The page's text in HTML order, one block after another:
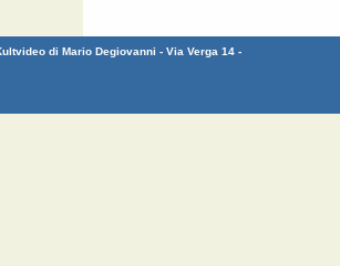
di Mario Degiovanni - Via Verga 14 -